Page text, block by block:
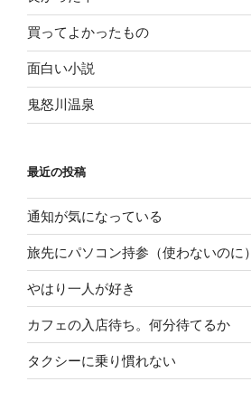
買ってよかったもの
面白い小説
鬼怒川温泉
最近の投稿
通知が気になっている
旅先にパソコン持参（使わないのに）
やはり一人が好き
カフェの入店待ち。何分待てるか
タクシーに乗り慣れない